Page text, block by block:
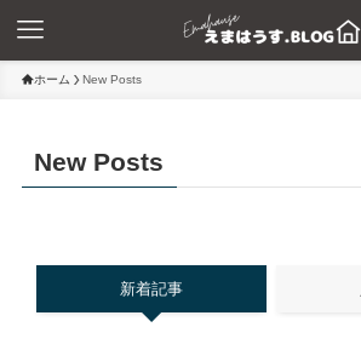
ホーム New Posts
New Posts
新着記事